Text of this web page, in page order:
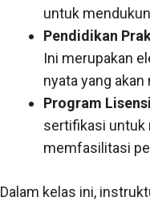
untuk
Pendidikan
Ini merupakan
nyata yang
Program
sertifikasi untuk
memfasilitasi
Dalam kelas ini,